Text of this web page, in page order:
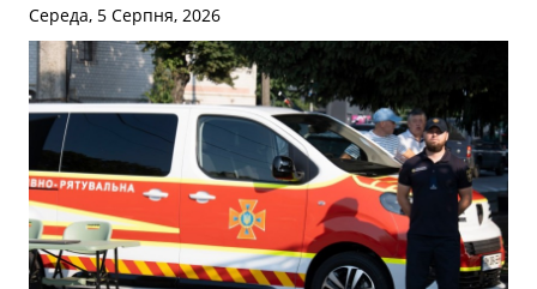
Середа, 5 Серпня, 2026